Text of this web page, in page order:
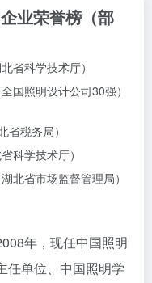
业荣誉榜（部
科学技术厅）
照明设计公司30强）
税务局）
学技术厅）
省市场监督管理局）
年，现任中国照明
任单位、中国照明学